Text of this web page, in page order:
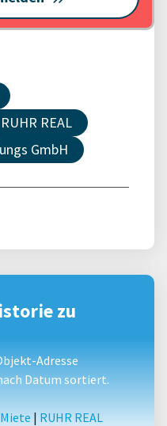
RUHR REAL
GmbH
zu
Adresse
Datum sortiert.
| RUHR REAL